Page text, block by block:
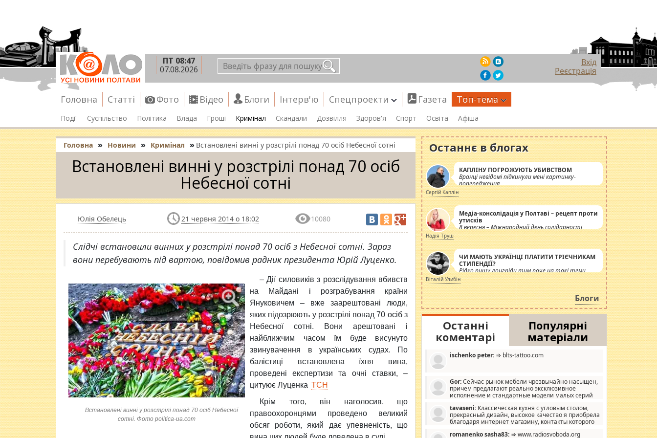
ПТ 08:47
07.08.2026
Вхід
Реєстрація
Головна Статті Фото Відео Блоги Інтерв'ю Спецпроекти Газета Топ-тема
Події Суспільство Політика Влада Гроші Кримінал Скандали Дозвілля Здоров'я Спорт Освіта Афіша
Головна » Новини » Кримінал » Встановлені винні у розстрілі понад 70 осіб Небесної сотні
Встановлені винні у розстрілі понад 70 осіб
Небесної сотні
Юлія Обелець 21 червня 2014 о 18:02 10080
Слідчі встановили винних у розстрілі понад 70 осіб з Небесної сотні. Зараз
вони перебувають під вартою, повідомив радник президента Юрій Луценко.
Встановлені винні у розстрілі понад 70 осіб Небесної
сотні. Фото politica-ua.com
–Дії силовиків з розслідування вбивств
на Майдані і розграбування країни
Януковичем – вже заарештовані люди,
яких підозрюють у розстрілі понад 70 осіб з
Небесної сотні. Вони арештовані і
найближчим часом їм буде висунуто
звинувачення в українських судах. По
балістиці встановлена їхня вина,
проведені експертизи та очні ставки, –
цитуює Луценка ТСН
Крім того, він наголосив, що
правоохоронцями проведено великий
обсяг роботи, який дає упевненість, що
Останнє в блогах
КАПЛІНУ ПОГРОЖУЮТЬ УБИВСТВОМ
Вранці невідомі підкинули мені картинку-
попередження
Сергій Каплін
Медіа-консолідація у Полтаві – рецепт проти
утисків
8 вересня – Міжнародний день солідарності
журналістів.
Надія Труш
ЧИ МАЮТЬ УКРАЇНЦІ ПЛАТИТИ ТРІЄЧНИКАМ
СТИПЕНДІЇ?
Рідко пишу лонгріди тим паче на такі теми,
але вже просто дістало! Обурюють сьогоднішні
інсенуації навколо стипендіального питання.
Штучно роздувається ще одна соціальна
катастрофа.
Віталій Улибін
Блоги
Останні
коментарі
Популярні
матеріали
ischenko peter: ⇒ blts-tattoo.com
Gor:Сейчас рынок мебели чрезвычайно насыщен,
причем предлагают реально эксклюзивное
исполнение и стандартные модели малых серий
дизайну, мало походит на стандартные формы, в MebelOk,
креативненько и что главное - со вкусом все в порядке,
без ненужных наворотов удорожающих мебель, а это не
tavaseni: Классическая кухня с угловым столом,
прекрасный дизайн, высокое качество я приобрела
благодаря интернет магазину, контакты которого
romanenko sasha83: ⇒ www.radiosvoboda.org